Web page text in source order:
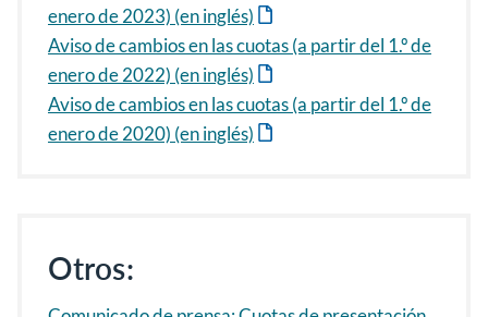
enero de 2023) (en inglés)
Aviso de cambios en las cuotas (a partir del 1.º de
enero de 2022) (en inglés)
Aviso de cambios en las cuotas (a partir del 1.º de
enero de 2020) (en inglés)
Otros: